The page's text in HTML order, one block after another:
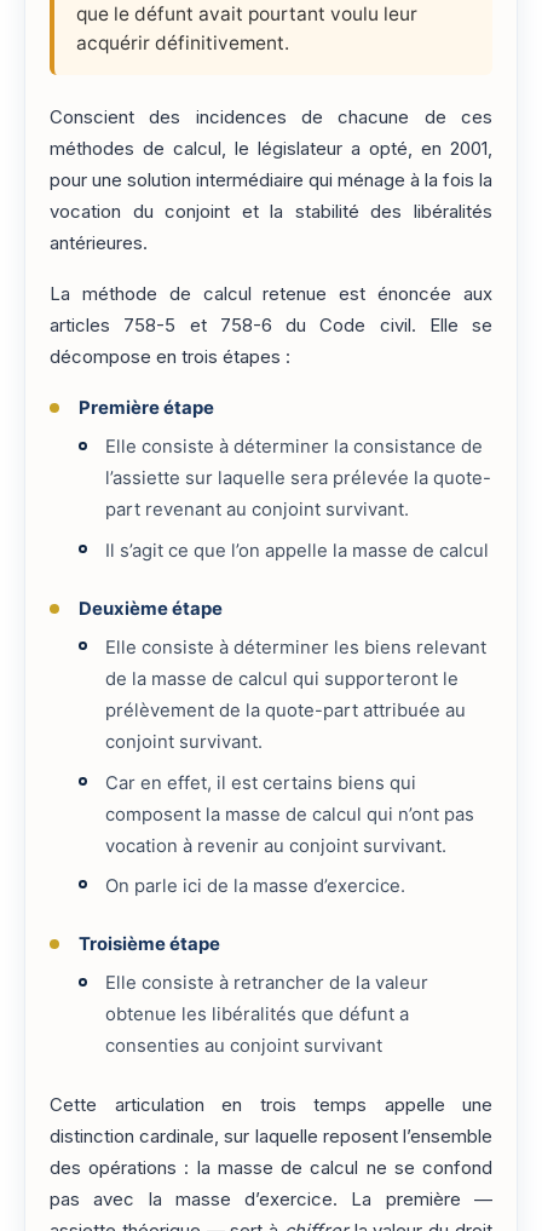
que le défunt avait pourtant voulu leur
acquérir définitivement.
Conscient des incidences de chacune de ces
méthodes de calcul, le législateur a opté, en 2001,
pour une solution intermédiaire qui ménage à la fois la
vocation du conjoint et la stabilité des libéralités
antérieures.
La méthode de calcul retenue est énoncée aux
articles 758-5 et 758-6 du Code civil. Elle se
décompose en trois étapes :
Première étape
Elle consiste à déterminer la consistance de
l’assiette sur laquelle sera prélevée la quote-
part revenant au conjoint survivant.
Il s’agit ce que l’on appelle la masse de calcul
Deuxième étape
Elle consiste à déterminer les biens relevant
de la masse de calcul qui supporteront le
prélèvement de la quote-part attribuée au
conjoint survivant.
Car en effet, il est certains biens qui
composent la masse de calcul qui n’ont pas
vocation à revenir au conjoint survivant.
On parle ici de la masse d’exercice.
Troisième étape
Elle consiste à retrancher de la valeur
obtenue les libéralités que défunt a
consenties au conjoint survivant
Cette articulation en trois temps appelle une
distinction cardinale, sur laquelle reposent l’ensemble
des opérations : la masse de calcul ne se confond
pas avec la masse d’exercice. La première —